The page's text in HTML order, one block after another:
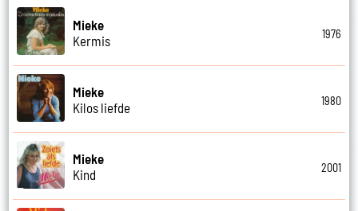
Mieke
Kermis
1976
Mieke
Kilos liefde
1980
Mieke
Kind
2001